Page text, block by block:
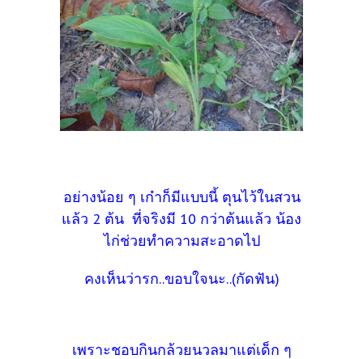
อย่างน้อย ๆ เก๋าก็มีแบบนี้ ตุนไว้ในสวน
แล้ว 2 ต้น ที่จริงมี 10 กว่าต้นแล้ว น้อง
ไก่ช่วยทำความสะอาดไป
คงเห็นว่ารก..ขอบใจนะ..(กัดฟัน)
เพราะชอบกินกล้วยนวลมาแต่เด็ก ๆ